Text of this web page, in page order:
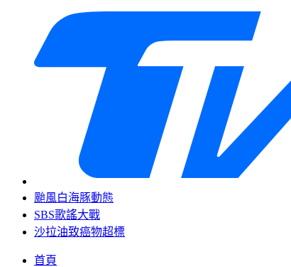
颱風白海豚動態
SBS歌謠大戰
沙拉油致癌物超標
首頁